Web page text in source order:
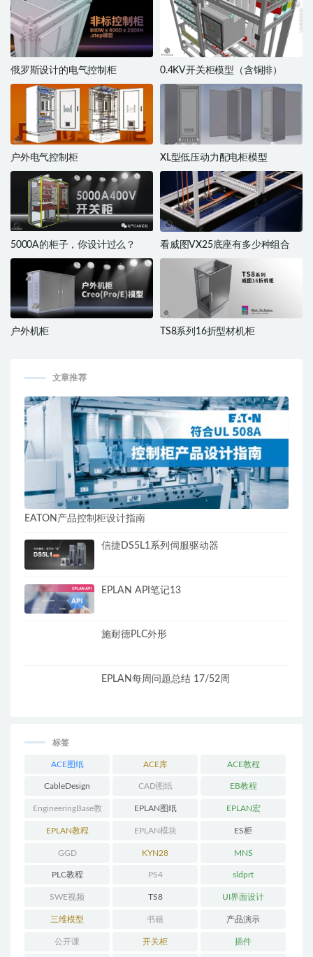
俄罗斯设计的电气控制柜 0.4KV开关柜模型（含铜排）
户外电气控制柜 XL型低压动力配电柜模型
5000A的柜子，你设计过么？ 看威图VX25底座有多少种组合
户外机柜 TS8系列16折型材机柜
文章推荐
EATON产品控制柜设计指南
信捷DS5L1系列伺服驱动器
EPLAN API笔记13
施耐德PLC外形
EPLAN每周问题总结 17/52周
标签
ACE图纸 ACE库 ACE教程
CableDesign CAD图纸 EB教程
EngineeringBase教
程
EPLAN图纸 EPLAN宏
EPLAN教程 EPLAN模块 ES柜
GGD KYN28 MNS
PLC教程 PS4 sldprt
SWE视频 TS8 UI界面设计
三维模型 书籍 产品演示
公开课 开关柜 插件